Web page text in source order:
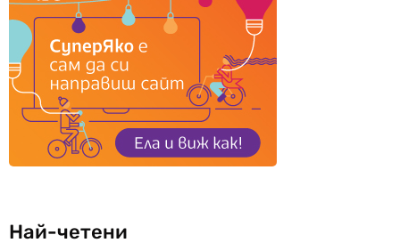
Най-четени